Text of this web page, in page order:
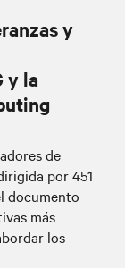
y
y la
de
por 451
documento
más
los